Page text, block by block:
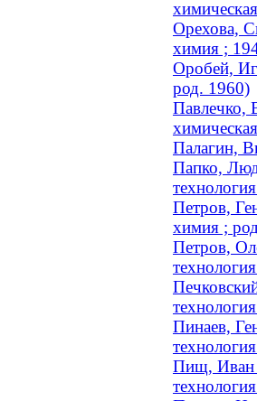
Орехова,
химия ;
Оробей,
род. 1960)
Павлечко,
Палагин,
Папко,
Петров,
химия ;
Петров,
Пинаев,
Пищ, Иван